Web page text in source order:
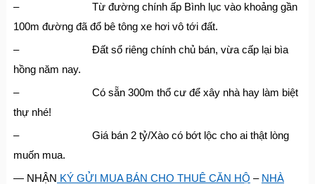
– Từ đường chính ấp Bình lục vào khoảng gần
100m đường đã đổ bê tông xe hơi vô tới đất.
– Đất sổ riêng chính chủ bán, vừa cấp lại bìa
hồng năm nay.
– Có sẵn 300m thổ cư để xây nhà hay làm biệt
thự nhé!
– Giá bán 2 tỷ/Xào có bớt lộc cho ai thật lòng
muốn mua.
— NHẬN KÝ GỬI MUA BÁN CHO THUÊ CĂN HỘ – NHÀ